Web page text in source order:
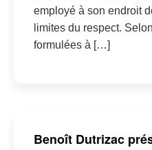
employé à son endroit
limites du respect.
formulées à […]
Benoît Dutrizac